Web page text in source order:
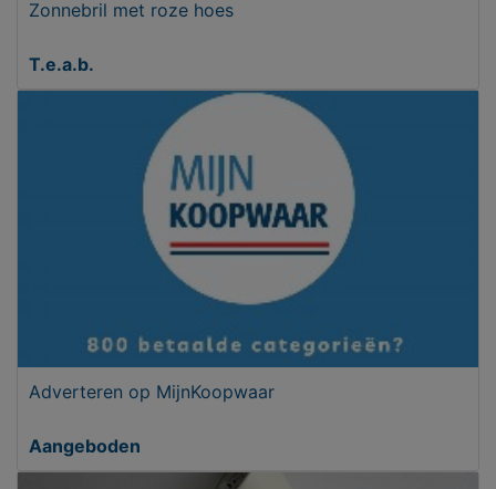
Zonnebril met roze hoes
T.e.a.b.
Adverteren op MijnKoopwaar
Aangeboden